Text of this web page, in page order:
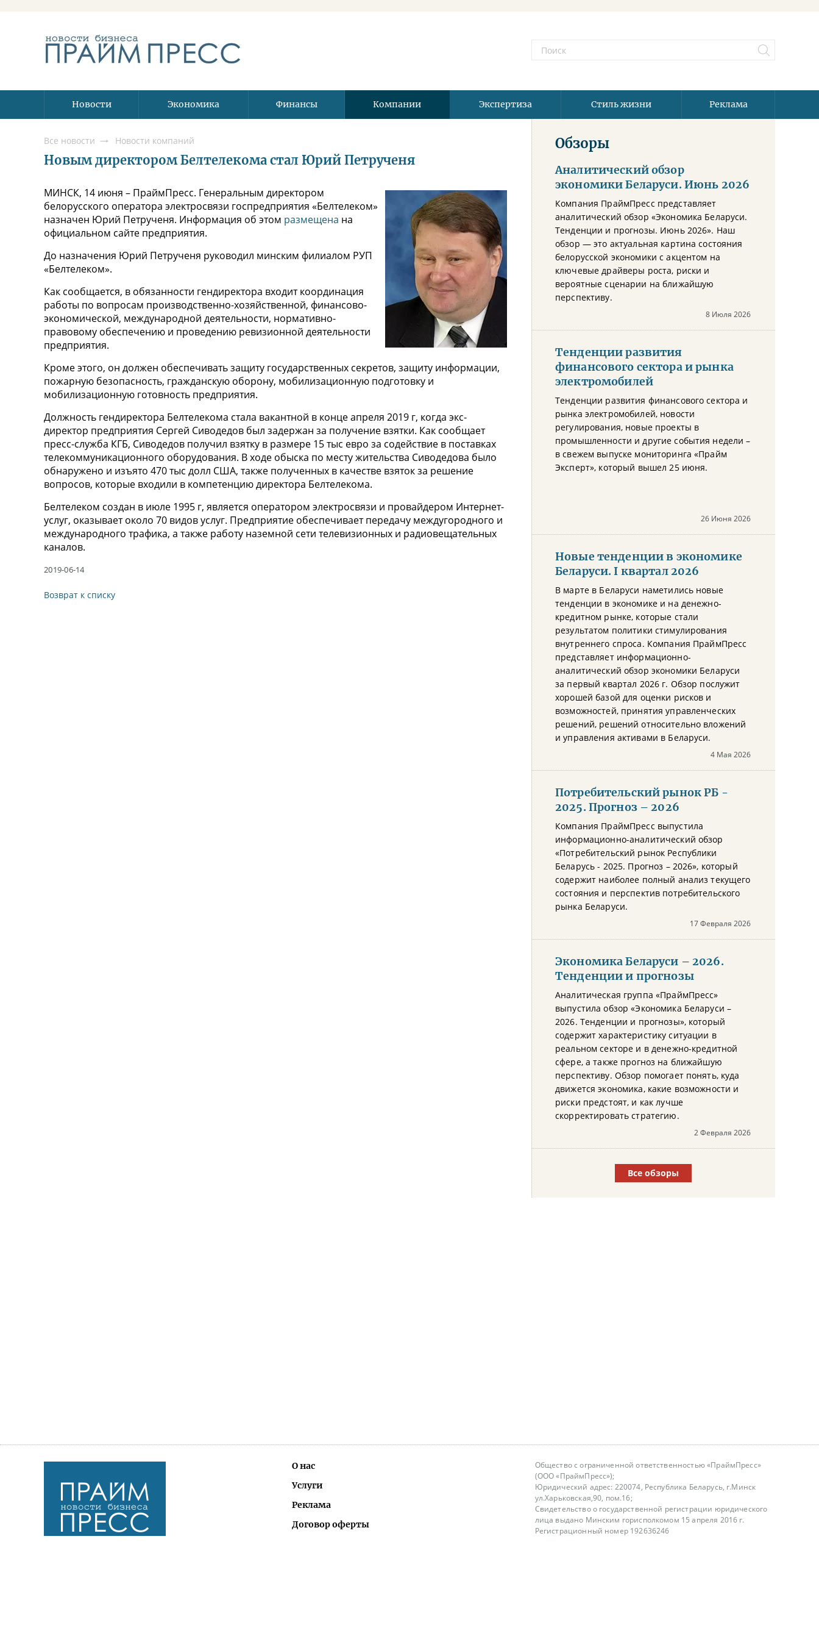
Новости Экономика Финансы Компании Экспертиза Стиль жизни Реклама
Все новости Новости компаний
Новым директором Белтелекома стал Юрий Петрученя
МИНСК, 14 июня – ПраймПресс. Генеральным директором
белорусского оператора электросвязи госпредприятия «Белтелеком»
назначен Юрий Петрученя. Информация об этом размещена на
официальном сайте предприятия.
До назначения Юрий Петрученя руководил минским филиалом РУП
«Белтелеком».
Как сообщается, в обязанности гендиректора входит координация
работы по вопросам производственно-хозяйственной, финансово-
экономической, международной деятельности, нормативно-
правовому обеспечению и проведению ревизионной деятельности
предприятия.
Кроме этого, он должен обеспечивать защиту государственных секретов, защиту информации,
пожарную безопасность, гражданскую оборону, мобилизационную подготовку и
мобилизационную готовность предприятия.
Должность гендиректора Белтелекома стала вакантной в конце апреля 2019 г, когда экс-
директор предприятия Сергей Сиводедов был задержан за получение взятки. Как сообщает
пресс-служба КГБ, Сиводедов получил взятку в размере 15 тыс евро за содействие в поставках
телекоммуникационного оборудования. В ходе обыска по месту жительства Сиводедова было
обнаружено и изъято 470 тыс долл США, также полученных в качестве взяток за решение
вопросов, которые входили в компетенцию директора Белтелекома.
Белтелеком создан в июле 1995 г, является оператором электросвязи и провайдером Интернет-
услуг, оказывает около 70 видов услуг. Предприятие обеспечивает передачу междугородного и
международного трафика, а также работу наземной сети телевизионных и радиовещательных
каналов.
2019-06-14
Возврат к списку
Обзоры
Аналитический обзор
экономики Беларуси. Июнь 2026
Компания ПраймПресс представляет
аналитический обзор «Экономика Беларуси.
Тенденции и прогнозы. Июнь 2026». Наш
обзор — это актуальная картина состояния
белорусской экономики с акцентом на
ключевые драйверы роста, риски и
вероятные сценарии на ближайшую
перспективу.
8 Июля 2026
Тенденции развития
финансового сектора и рынка
электромобилей
Тенденции развития финансового сектора и
рынка электромобилей, новости
регулирования, новые проекты в
промышленности и другие события недели –
в свежем выпуске мониторинга «Прайм
Эксперт», который вышел 25 июня.
26 Июня 2026
Новые тенденции в экономике
Беларуси. I квартал 2026
В марте в Беларуси наметились новые
тенденции в экономике и на денежно-
кредитном рынке, которые стали
результатом политики стимулирования
внутреннего спроса. Компания ПраймПресс
представляет информационно-
аналитический обзор экономики Беларуси
за первый квартал 2026 г. Обзор послужит
хорошей базой для оценки рисков и
возможностей, принятия управленческих
решений, решений относительно вложений
и управления активами в Беларуси.
4 Мая 2026
Потребительский рынок РБ -
2025. Прогноз – 2026
Компания ПраймПресс выпустила
информационно-аналитический обзор
«Потребительский рынок Республики
Беларусь - 2025. Прогноз – 2026», который
содержит наиболее полный анализ текущего
состояния и перспектив потребительского
рынка Беларуси.
17 Февраля 2026
Экономика Беларуси – 2026.
Тенденции и прогнозы
Аналитическая группа «ПраймПресс»
выпустила обзор «Экономика Беларуси –
2026. Тенденции и прогнозы», который
содержит характеристику ситуации в
реальном секторе и в денежно-кредитной
сфере, а также прогноз на ближайшую
перспективу. Обзор помогает понять, куда
движется экономика, какие возможности и
риски предстоят, и как лучше
скорректировать стратегию.
2 Февраля 2026
Все обзоры
О нас
Услуги
Реклама
Договор оферты
Общество с ограниченной ответственностью «ПраймПресс»
(ООО «ПраймПресс»);
Юридический адрес: 220074, Республика Беларусь, г.Минск
ул.Харьковская,90, пом.16;
Свидетельство о государственной регистрации юридического
лица выдано Минским горисполкомом 15 апреля 2016 г.
Регистрационный номер 192636246